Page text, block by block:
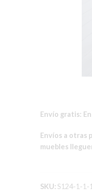
Envío gratis:
Envíos a otras
muebles
SKU: S124-1-1-